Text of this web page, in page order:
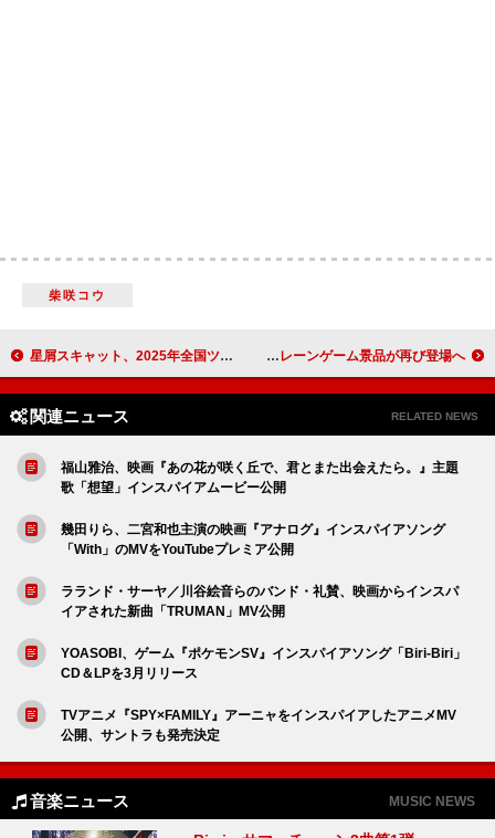
柴咲コウ
星屑スキャット、2025年全国ツアー開催決定＆結成20周年特設サイトオープン TWICE、公式キャラクター「TWICE LOVELYS」GiGO限定クレーンゲーム景品が再び登場へ
関連ニュース RELATED NEWS
福山雅治、映画『あの花が咲く丘で、君とまた出会えたら。』主題
歌「想望」インスパイアムービー公開
幾田りら、二宮和也主演の映画『アナログ』インスパイアソング
「With」のMVをYouTubeプレミア公開
ラランド・サーヤ／川谷絵音らのバンド・礼賛、映画からインスパ
イアされた新曲「TRUMAN」MV公開
YOASOBI、ゲーム『ポケモンSV』インスパイアソング「Biri-Biri」
CD＆LPを3月リリース
TVアニメ『SPY×FAMILY』アーニャをインスパイアしたアニメMV
公開、サントラも発売決定
音楽ニュース MUSIC NEWS